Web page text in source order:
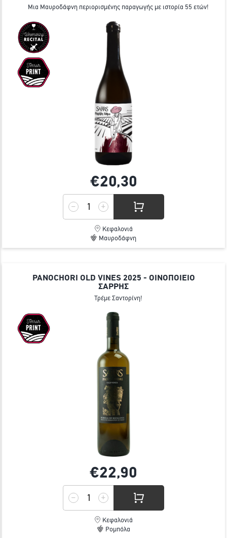
Μια Μαυροδάφνη περιορισμένης παραγωγής με ιστορία 55 ετών!
€20,30
Κεφαλονιά
Μαυροδάφνη
PANOCHORI OLD VINES 2025 - ΟΙΝΟΠΟΙΕΙΟ
ΣΑΡΡΗΣ
Τρέμε Σαντορίνη!
€22,90
Κεφαλονιά
Ρομπόλα